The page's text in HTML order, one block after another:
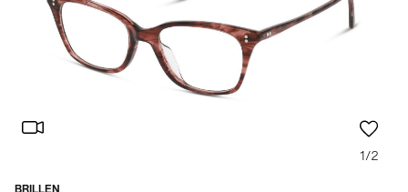
1/2
BRILLEN